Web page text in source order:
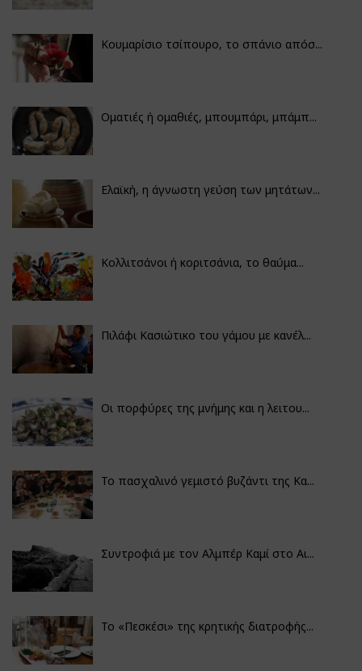
Κουμαρίσιο τσίπουρο, το σπάνιο απόσ...
Οματιές ή ομαθιές, μπουμπάρι, μπάμπ...
Ελαϊκή, η άγνωστη γεύση των μητάτων...
Κολλιτσάνοι ή κοριτσάνια, το θαύμα...
Πιλάφι Κασιώτικο του γάμου με κανέλ...
Οι πορφύρες της μνήμης και η λειτου...
Το πασχαλινό γεμιστό βυζάντι της Κα...
Συντροφιά με τον Αλμπέρ Καμί στο Αι...
Το «Πεσκέσι» της κρητικής διατροφής...